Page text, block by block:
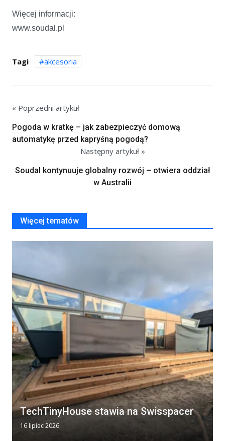
Więcej informacji:
www.soudal.pl
Tagi akcesoria
« Poprzedni artykuł
Pogoda w kratkę – jak zabezpieczyć domową
automatykę przed kapryśną pogodą?
Następny artykuł »
Soudal kontynuuje globalny rozwój – otwiera oddział
w Australii
Więcej tematów
TechTinyHouse stawia na Swisspacer
16 lipiec 2026